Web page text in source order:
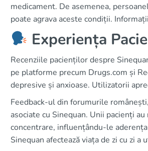
medicament. De asemenea,
poate agrava aceste condiții.
Experiența
Recenziile pacienților despre
pe platforme precum Drugs.com și
depresive și anxioase. Utilizatorii
Feedback-ul din forumurile
asociate cu Sinequan. Unii pacienți
concentrare, influențându-le
Sinequan afectează viața de zi cu zi a